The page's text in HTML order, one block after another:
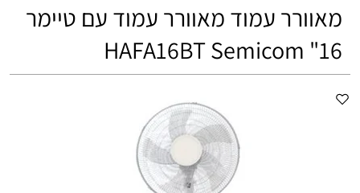
מאוורר עמוד מאוורר עמוד עם טיימר
16" HAFA16BT Semicom